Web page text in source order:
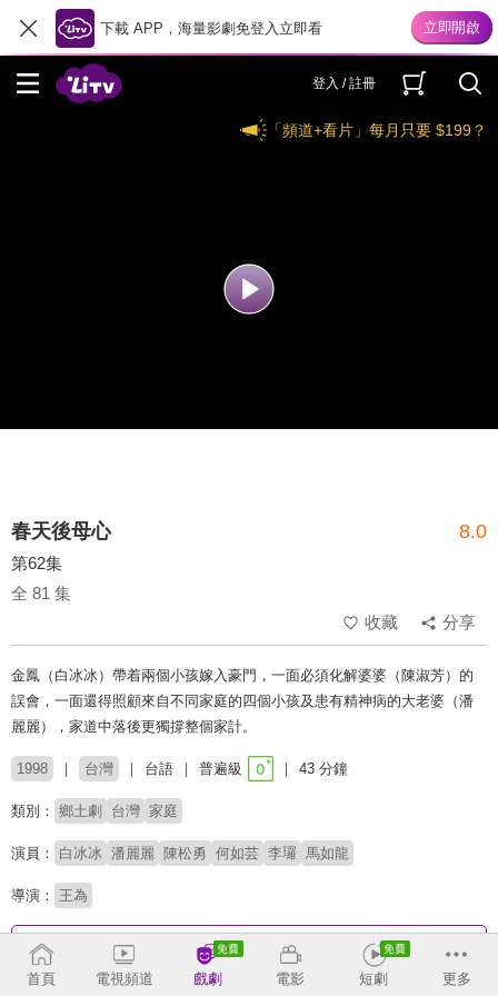
下載 APP，海量影劇免登入立即看
登入 / 註冊
「頻道+看片」每月只要 $199？
春天後母心 8.0
第62集
全 81 集
收藏
分享
金鳳（白冰冰）帶着兩個小孩嫁入豪門，一面必須化解婆婆（陳淑芳）的
誤會，一面還得照顧來自不同家庭的四個小孩及患有精神病的大老婆（潘
麗麗），家道中落後更獨撐整個家計。
1998 台灣 台語 普遍級 43 分鐘
類別： 鄉土劇 台灣 家庭
演員： 白冰冰 潘麗麗 陳松勇 何如芸 李㼈 馬如龍
導演： 王為
收回
首頁
電視頻道 戲劇 電影 短劇 更多